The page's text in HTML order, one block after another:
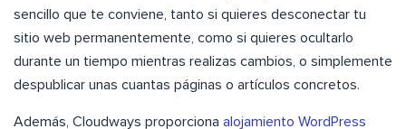
sencillo que te conviene, tanto si quieres desconectar tu
sitio web permanentemente, como si quieres ocultarlo
durante un tiempo mientras realizas cambios, o simplemente
despublicar unas cuantas páginas o artículos concretos.
Además, Cloudways proporciona alojamiento WordPress